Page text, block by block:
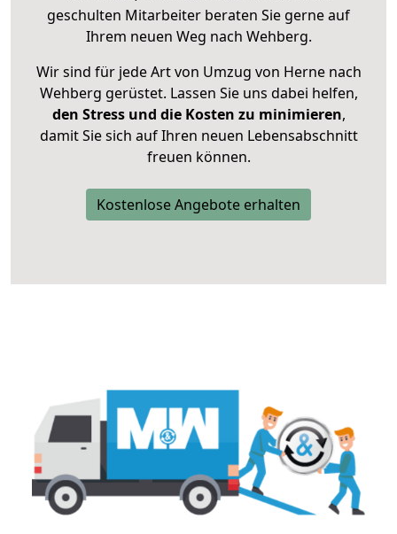
geschulten Mitarbeiter beraten Sie gerne auf
Ihrem neuen Weg nach Wehberg.
Wir sind für jede Art von Umzug von Herne nach
Wehberg gerüstet. Lassen Sie uns dabei helfen,
den Stress und die Kosten zu minimieren,
damit Sie sich auf Ihren neuen Lebensabschnitt
freuen können.
Kostenlose Angebote erhalten